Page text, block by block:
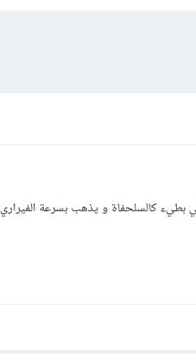
بطيء كالسلحفاة و يذهب بسرعة